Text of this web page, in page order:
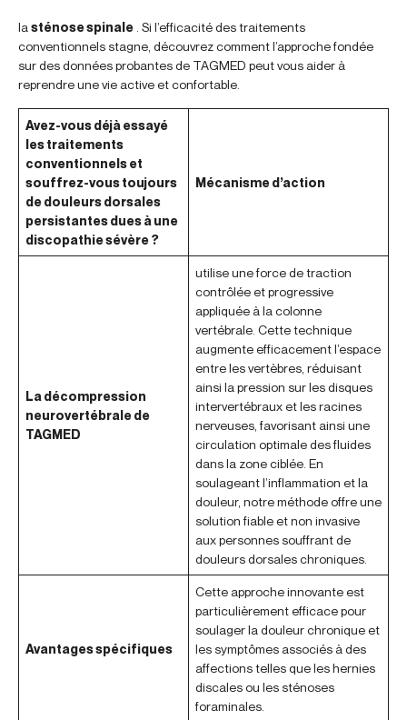
la sténose spinale . Si l’efficacité des traitements
conventionnels stagne, découvrez comment l’approche fondée
sur des données probantes de TAGMED peut vous aider à
reprendre une vie active et confortable.
Avez-vous déjà essayé
les traitements
conventionnels et
souffrez-vous toujours
de douleurs dorsales
persistantes dues à une
discopathie sévère ?
Mécanisme d’action
La décompression
neurovertébrale de
TAGMED
utilise une force de traction
contrôlée et progressive
appliquée à la colonne
vertébrale. Cette technique
augmente efficacement l’espace
entre les vertèbres, réduisant
ainsi la pression sur les disques
intervertébraux et les racines
nerveuses, favorisant ainsi une
circulation optimale des fluides
dans la zone ciblée. En
soulageant l’inflammation et la
douleur, notre méthode offre une
solution fiable et non invasive
aux personnes souffrant de
douleurs dorsales chroniques.
Avantages spécifiques
Cette approche innovante est
particulièrement efficace pour
soulager la douleur chronique et
les symptômes associés à des
affections telles que les hernies
discales ou les sténoses
foraminales.